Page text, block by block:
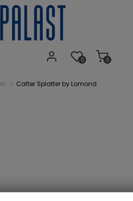
0
0
Catter Splatter by Lomond